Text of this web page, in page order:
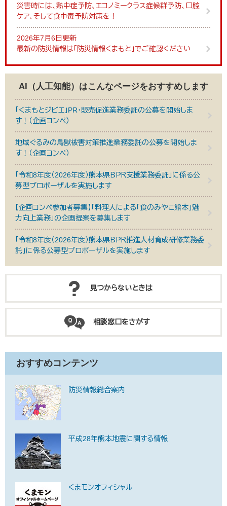
災害時には、熱中症予防、エコノミークラス症候群予防、口腔
ケア、そして食中毒予防対策を！
2026年7月6日更新
最新の防災情報は「防災情報くまもと」でご確認ください
AI（人工知能）はこんなページをおすすめします
「くまもとジビエ」PR・販売促進業務委託の公募を開始しま
す！（企画コンペ）
地域ぐるみの鳥獣被害対策推進業務委託の公募を開始しま
す！（企画コンペ）
「令和8年度（2026年度）熊本県ＢＰＲ支援業務委託」に係る公
募型プロポーザルを実施します
【企画コンペ参加者募集】「料理人による「食のみやこ熊本」魅
力向上業務」の企画提案を募集します
「令和8年度（2026年度）熊本県ＢＰＲ推進人材育成研修業務委
託」に係る公募型プロポーザルを実施します
見つからないときは
相談窓口をさがす
おすすめコンテンツ
防災情報総合案内
平成28年熊本地震に関する情報
くまモンオフィシャル